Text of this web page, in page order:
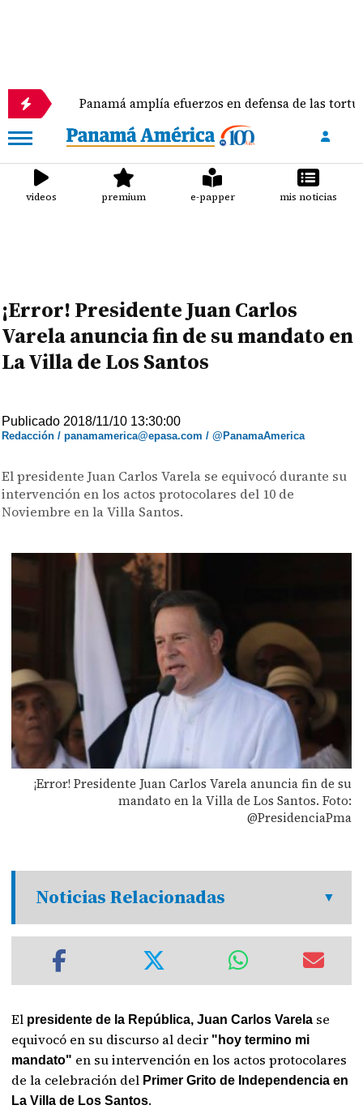
Panamá amplía efuerzos en defensa de las tortugas
videos premium e-papper mis noticias
¡Error! Presidente Juan Carlos
Varela anuncia fin de su mandato en
La Villa de Los Santos
Publicado 2018/11/10 13:30:00
Redacción / panamamerica@epasa.com / @PanamaAmerica
El presidente Juan Carlos Varela se equivocó durante su
intervención en los actos protocolares del 10 de
Noviembre en la Villa Santos.
¡Error! Presidente Juan Carlos Varela anuncia fin de su
mandato en la Villa de Los Santos. Foto:
@PresidenciaPma
Noticias Relacionadas
El presidente de la República, Juan Carlos Varela se
equivocó en su discurso al decir "hoy termino mi
mandato" en su intervención en los actos protocolares
de la celebración del Primer Grito de Independencia en
La Villa de Los Santos.